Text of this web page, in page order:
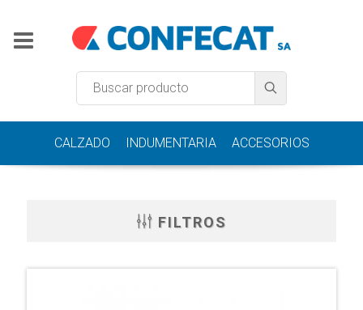
CALZADO INDUMENTARIA ACCESORIOS
FILTROS